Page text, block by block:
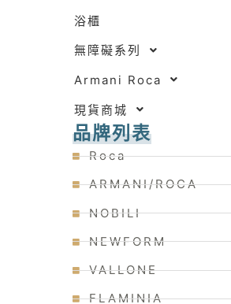
浴櫃
無障礙系列
Armani Roca
現貨商城
品牌列表
Roca
ARMANI/ROCA
NOBILI
NEWFORM
VALLONE
FLAMINIA